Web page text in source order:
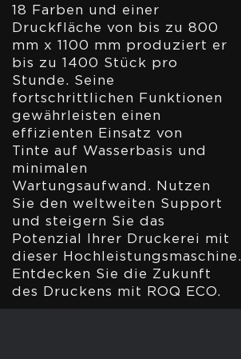
18 Farben und einer
Druckfläche von bis zu 800
mm x 1100 mm produziert er
bis zu 1400 Stück pro
Stunde. Seine
fortschrittlichen Funktionen
gewährleisten einen
effizienten Einsatz von
Tinte auf Wasserbasis und
minimalen
Wartungsaufwand. Nutzen
Sie den weltweiten Support
und steigern Sie das
Potenzial Ihrer Druckerei mit
dieser Hochleistungsmaschine.
Entdecken Sie die Zukunft
des Druckens mit ROQ ECO.